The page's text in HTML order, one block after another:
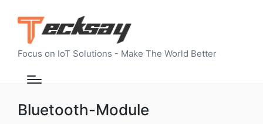
Focus on IoT Solutions - Make The World Better
Bluetooth-Module